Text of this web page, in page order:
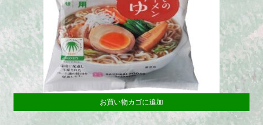
お買い物カゴに追加